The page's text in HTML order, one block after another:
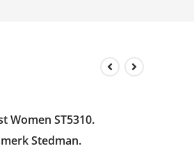
Women ST5310.
Stedman.